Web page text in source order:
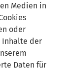
Medien in
oder
Inhalte der
Daten für